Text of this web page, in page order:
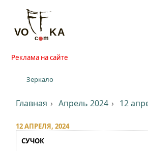
Реклама на сайте
Зеркало
Главная Апрель 2024 12
12 АПРЕЛЯ, 2024
СУЧОК